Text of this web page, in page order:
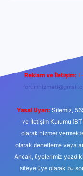
Reklam ve İletişim:
Yasal Uyarı: Sitemiz,
ve İletişim Kurumu
olarak hizmet
olarak denetleme veya
Ancak, üyelerimiz
siteye üye olarak bu